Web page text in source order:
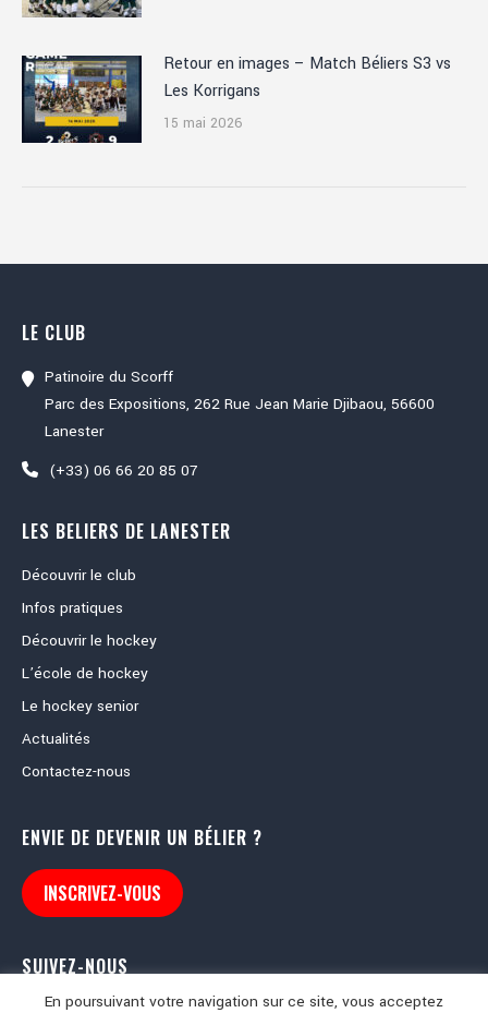
Retour en images – Match Béliers S3 vs
Les Korrigans
15 mai 2026
LE CLUB
Patinoire du Scorff
Parc des Expositions, 262 Rue Jean Marie Djibaou, 56600
Lanester
(+33) 06 66 20 85 07
LES BELIERS DE LANESTER
Découvrir le club
Infos pratiques
Découvrir le hockey
L’école de hockey
Le hockey senior
Actualités
Contactez-nous
ENVIE DE DEVENIR UN BÉLIER ?
INSCRIVEZ-VOUS
SUIVEZ-NOUS
En poursuivant votre navigation sur ce site, vous acceptez